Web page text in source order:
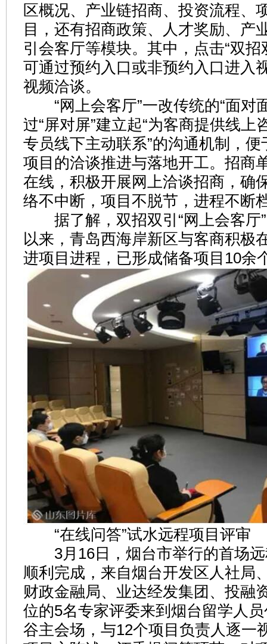
区概况、产业链招商、投资流程、
目，还有招商政策、人才奖励、产
引会客厅等模块。其中，点击“双招
可通过预约入口或非预约入口进入
视频洽谈。
“网上会客厅”一改传统的“面对
过“屏对屏”建立起“为客商提供线上
专员线下主动联系”的沟通机制，
项目的洽谈推进与落地开工。招商
在线，积极开展网上洽谈招商，确
络不中断，项目不脱节，进程不断
据了解，双招双引“网上会客厅”
以来，青岛西海岸新区与客商积极
进项目进程，已形成储备项目10余
“在线问答”试水远程项目评审
3月16日，烟台市举行的首场远
顺利完成，来自烟台开发区人社局
财政金融局、业达经发集团、投融
位的5名专家评委来到烟台留学人
谷主会场，与12个项目负责人逐一